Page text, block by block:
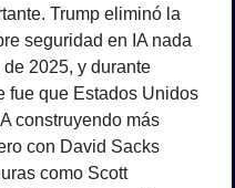
Trump eliminó la
seguridad en IA nada
2025, y durante
fue que Estados Unidos
construyendo más
con David Sacks
como Scott